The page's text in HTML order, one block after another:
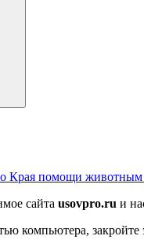
Края помощи
сайта usovpro.ru и
компьютера,